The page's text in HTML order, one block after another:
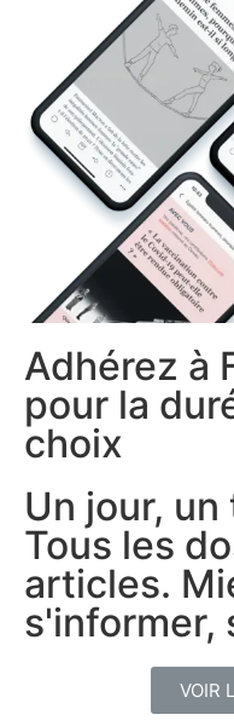
Adhérez à
pour la
choix
Un jour,
Tous les
articles.
s'informer,
VOIR